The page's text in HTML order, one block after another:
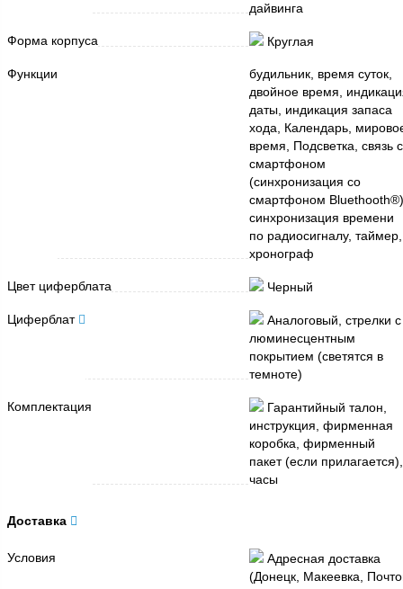
дайвинга
Форма корпуса Круглая
Функции
будильник, время суток,
двойное время,
даты, индикация запаса
хода, Календарь,
время, Подсветка, связь
смартфоном
(синхронизация со
смартфоном
синхронизация времени
по радиосигналу, таймер,
хронограф
Цвет циферблата Черный
Циферблат
Аналоговый, стрелки с
люминесцентным
покрытием (светятся в
темноте)
Комплектация
Гарантийный талон,
инструкция, фирменная
коробка, фирменный
пакет (если прилагается),
часы
Доставка
Условия
Адресная доставка
(Донецк, Макеевка,